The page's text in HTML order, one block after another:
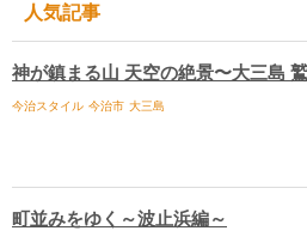
人気記事
神が鎮まる山 天空の絶景〜大三島
今治スタイル 今治市 大三島
町並みをゆく～波止浜編～